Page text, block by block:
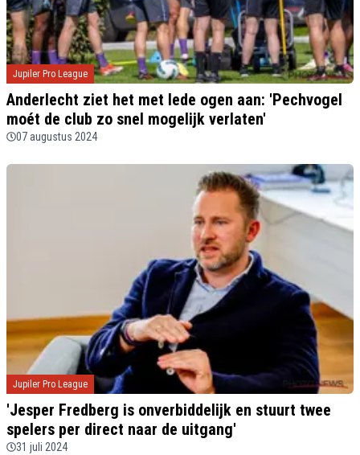
Jupiler Pro League
Anderlecht ziet het met lede ogen aan: 'Pechvogel
moét de club zo snel mogelijk verlaten'
07 augustus 2024
Jupiler Pro League
'Jesper Fredberg is onverbiddelijk en stuurt twee
spelers per direct naar de uitgang'
31 juli 2024